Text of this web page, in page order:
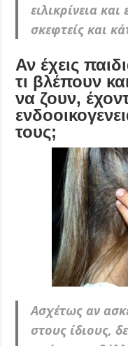
ειλικρίνεια
σκεφτείς και
Αν έχεις
τι βλέπουν
να ζουν,
τους;
Ασχέτως αν
στους ίδιους,